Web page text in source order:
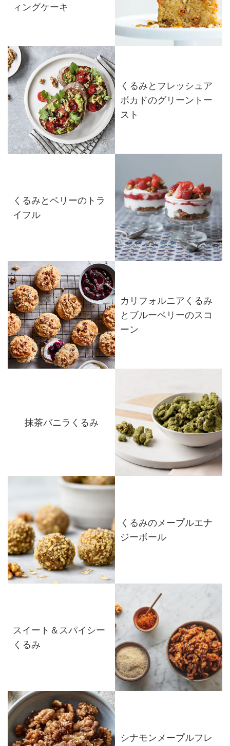
ィングケーキ
くるみとフレッシュア
ボカドのグリーントー
スト
くるみとベリーのトラ
イフル
カリフォルニアくるみ
とブルーベリーのスコ
ーン
抹茶バニラくるみ
くるみのメープルエナ
ジーボール
スイート＆スパイシー
くるみ
シナモンメープルフレ